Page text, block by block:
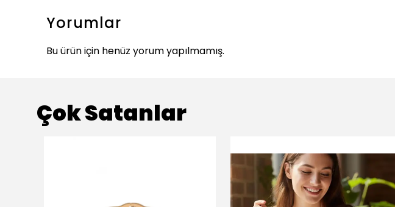
Yorumlar
Bu ürün için henüz yorum yapılmamış.
Çok Satanlar